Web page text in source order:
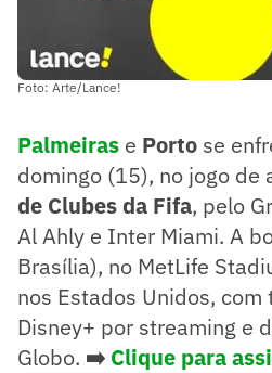
Foto: Arte/Lance!
Palmeiras e Porto se
domingo (15), no jogo de
de Clubes da Fifa, pelo
Al Ahly e Inter Miami. A
Brasília), no MetLife
nos Estados Unidos,
Disney+ por streaming e
Globo. ➡️ Clique para